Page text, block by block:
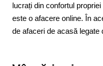
lucrați din confortul
este o afacere online. În
de afaceri de acasă legate